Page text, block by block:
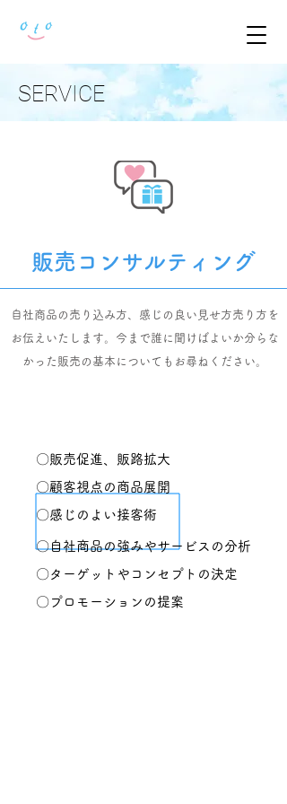
SERVICE
販売コンサルティング
自社商品の売り込み方、
感じの良い見せ方売り方を
お伝えいたします。
今まで誰に聞けばよいか分らな
かった 販売の基本についてもお尋ねください。
〇自社商品の強みやサービスの分析
〇ターゲットやコンセプトの決定
〇プロモーションの提案
〇販売促進、販路拡大
〇顧客視点の商品展開
〇感じのよい接客術